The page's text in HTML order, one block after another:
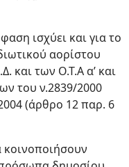
ισχύει και για το
αορίστου
και των Ο.Τ.Α α’ και
του ν.2839/2000
(άρθρο 12 παρ. 6